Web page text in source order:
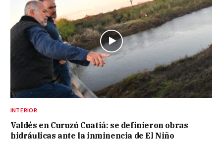
INTERIOR
Valdés en Curuzú Cuatiá: se definieron obras
hidráulicas ante la inminencia de El Niño